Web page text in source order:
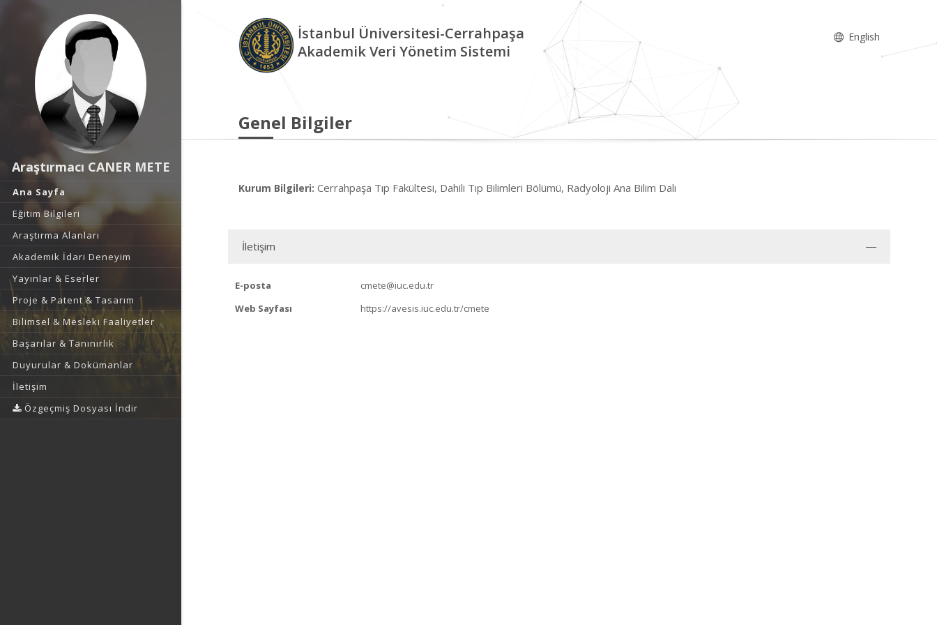
Araştırmacı CANER METE
Ana Sayfa
Eğitim Bilgileri
Araştırma Alanları
Akademik İdari Deneyim
Yayınlar & Eserler
Proje & Patent & Tasarım
Bilimsel & Mesleki Faaliyetler
Başarılar & Tanınırlık
Duyurular & Dokümanlar
İletişim
Özgeçmiş Dosyası İndir
İstanbul Üniversitesi-Cerrahpaşa
Akademik Veri Yönetim Sistemi
English
Genel Bilgiler
Kurum Bilgileri: Cerrahpaşa Tıp Fakültesi, Dahili Tıp Bilimleri Bölümü, Radyoloji Ana Bilim Dalı
İletişim
E-posta
cmete@iuc.edu.tr
Web Sayfası
https://avesis.iuc.edu.tr/cmete